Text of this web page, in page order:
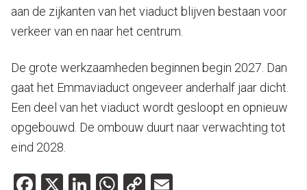
aan de zijkanten van het viaduct blijven bestaan voor
verkeer van en naar het centrum.
De grote werkzaamheden beginnen begin 2027. Dan
gaat het Emmaviaduct ongeveer anderhalf jaar dicht.
Een deel van het viaduct wordt gesloopt en opnieuw
opgebouwd. De ombouw duurt naar verwachting tot
eind 2028.
Facebook
X LinkedIn
WhatsApp
Copy